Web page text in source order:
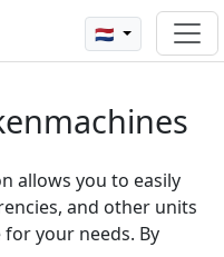
🇳🇱
allows you to easily
and other units
your needs. By